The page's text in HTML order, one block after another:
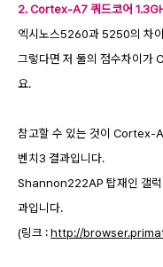
2. Cortex-A7 쿼드코어
엑시노스5260과 5250의 차
그렇다면 저 둘의 점수차이가
요.
참고할 수 있는 것이 Cortex-
벤치3 결과입니다.
Shannon222AP 탑재인 갤
과입니다.
(링크 :http://